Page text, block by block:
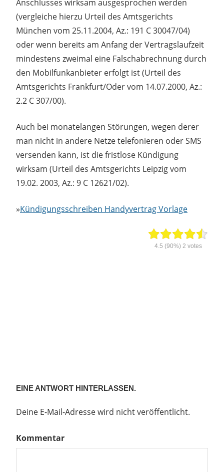
Anschlusses wirksam ausgesprochen werden
(vergleiche hierzu Urteil des Amtsgerichts
München vom 25.11.2004, Az.: 191 C 30047/04)
oder wenn bereits am Anfang der Vertragslaufzeit
mindestens zweimal eine Falschabrechnung durch
den Mobilfunkanbieter erfolgt ist (Urteil des
Amtsgerichts Frankfurt/Oder vom 14.07.2000, Az.:
2.2 C 307/00).
Auch bei monatelangen Störungen, wegen derer
man nicht in andere Netze telefonieren oder SMS
versenden kann, ist die fristlose Kündigung
wirksam (Urteil des Amtsgerichts Leipzig vom
19.02. 2003, Az.: 9 C 12621/02).
»Kündigungsschreiben Handyvertrag Vorlage
4.5 (90%) 2 votes
EINE ANTWORT HINTERLASSEN.
Deine E-Mail-Adresse wird nicht veröffentlicht.
Kommentar